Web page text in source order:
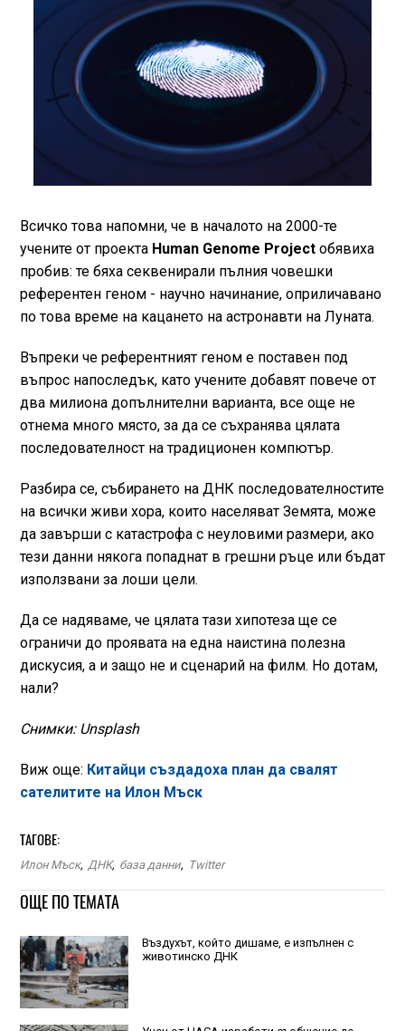
Всичко това напомни, че в началото на 2000-те
учените от проекта Human Genome Project обявиха
пробив: те бяха секвенирали пълния човешки
референтен геном - научно начинание, оприличавано
по това време на кацането на астронавти на Луната.
Въпреки че референтният геном е поставен под
въпрос напоследък, като учените добавят повече от
два милиона допълнителни варианта, все още не
отнема много място, за да се съхранява цялата
последователност на традиционен компютър.
Разбира се, събирането на ДНК последователностите
на всички живи хора, които населяват Земята, може
да завърши с катастрофа с неуловими размери, ако
тези данни някога попаднат в грешни ръце или бъдат
използвани за лоши цели.
Да се надяваме, че цялата тази хипотеза ще се
ограничи до проявата на една наистина полезна
дискусия, а и защо не и сценарий на филм. Но дотам,
нали?
Снимки: Unsplash
Виж още: Китайци създадоха план да свалят
сателитите на Илон Мъск
ТАГОВЕ:
Илон Мъск, ДНК, база данни, Twitter
ОЩЕ ПО ТЕМАТА
Въздухът, който дишаме, е изпълнен с
животинско ДНК